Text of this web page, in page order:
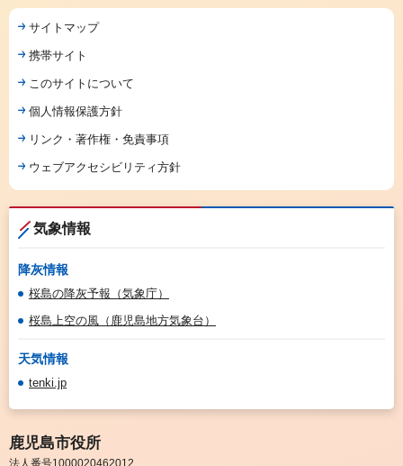
サイトマップ
携帯サイト
このサイトについて
個人情報保護方針
リンク・著作権・免責事項
ウェブアクセシビリティ方針
気象情報
降灰情報
桜島の降灰予報（気象庁）
桜島上空の風（鹿児島地方気象台）
天気情報
tenki.jp
鹿児島市役所